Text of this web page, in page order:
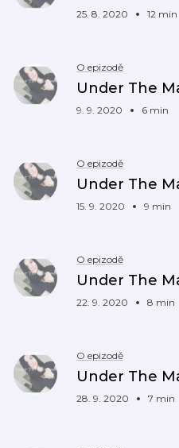
25. 8. 2020 12 min
O epizodě
Under The
9. 9. 2020 6 min
O epizodě
Under The
15. 9. 2020 9 min
O epizodě
Under The
22. 9. 2020 8 min
O epizodě
Under The
28. 9. 2020 7 min